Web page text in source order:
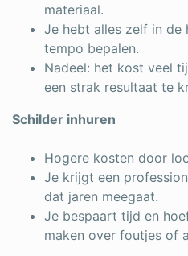
materiaal.
Je hebt alles zelf in de
tempo bepalen.
Nadeel: het kost veel
een strak resultaat te
Schilder inhuren
Hogere kosten door
Je krijgt een
dat jaren meegaat.
Je bespaart tijd en
maken over foutjes of